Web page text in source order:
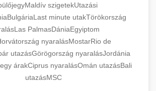
Maldív szigetekUtazási
BulgáriaLast minute utakTörökország
Las PalmasDániaEgyiptom
nyaralásMostarRio de
utazásGörögország nyaralásJordánia
árakCiprus nyaralásOmán utazásBali
utazásMSC